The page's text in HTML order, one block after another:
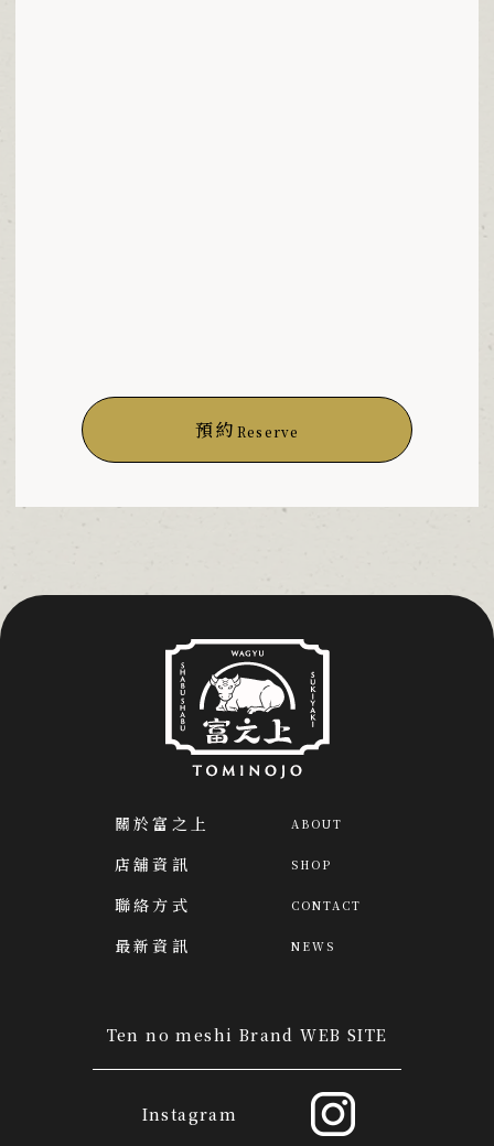
預約 Reserve
關於富之上 ABOUT
店舖資訊 SHOP
聯絡方式 CONTACT
最新資訊 NEWS
Ten no meshi Brand WEB SITE
Instagram